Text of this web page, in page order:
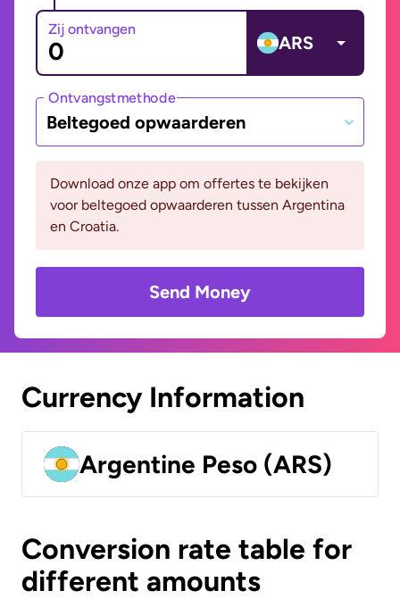
Zij ontvangen
ARS
Ontvangstmethode
Beltegoed opwaarderen
Download onze app om offertes te bekijken
voor beltegoed opwaarderen tussen Argentina
en Croatia.
Send Money
Currency Information
Argentine Peso (ARS)
Conversion rate table for
different amounts